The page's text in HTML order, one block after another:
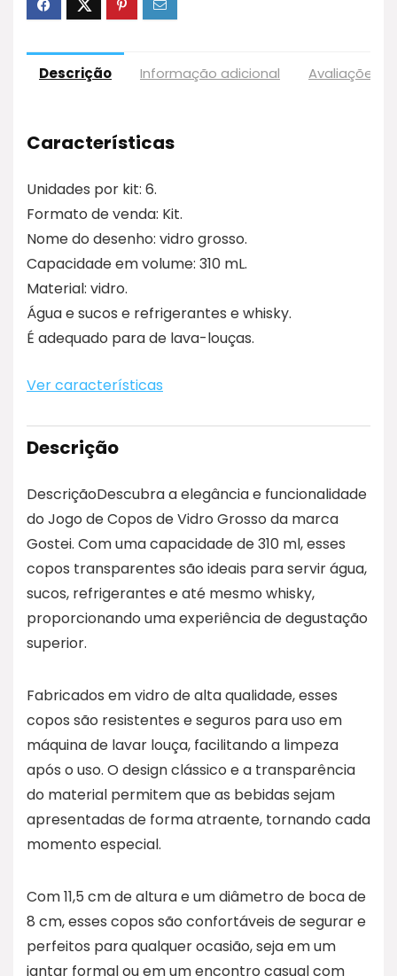
Descrição Informação adicional Avaliações
Características
Unidades por kit: 6.
Formato de venda: Kit.
Nome do desenho: vidro grosso.
Capacidade em volume: 310 mL.
Material: vidro.
Água e sucos e refrigerantes e whisky.
É adequado para de lava-louças.
Ver características
Descrição
DescriçãoDescubra a elegância e funcionalidade
do Jogo de Copos de Vidro Grosso da marca
Gostei. Com uma capacidade de 310 ml, esses
copos transparentes são ideais para servir água,
sucos, refrigerantes e até mesmo whisky,
proporcionando uma experiência de degustação
superior.
Fabricados em vidro de alta qualidade, esses
copos são resistentes e seguros para uso em
máquina de lavar louça, facilitando a limpeza
após o uso. O design clássico e a transparência
do material permitem que as bebidas sejam
apresentadas de forma atraente, tornando cada
momento especial.
Com 11,5 cm de altura e um diâmetro de boca de
8 cm, esses copos são confortáveis de segurar e
perfeitos para qualquer ocasião, seja em um
jantar formal ou em um encontro casual com